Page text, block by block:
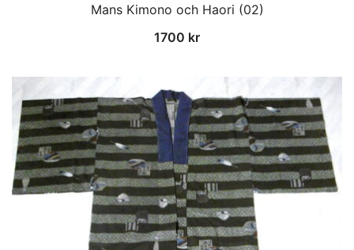
Mans Kimono och Haori (02)
1700 kr